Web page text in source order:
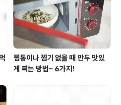
비롯해 영덕과 충
다..
찜통이나 찜기 없을 때 만두 맛있
게 찌는 방법~ 6가지!